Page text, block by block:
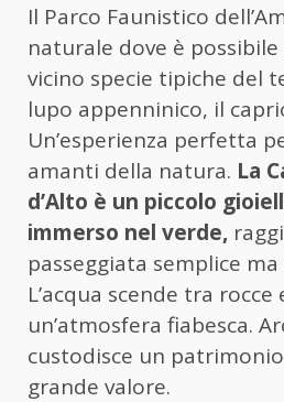
Il Parco Faunistico
naturale dove è possibile
vicino specie tipiche del
lupo appenninico, il
Un’esperienza perfetta
amanti della natura. La
d’Alto è un piccolo
immerso nel verde,
passeggiata semplice ma
L’acqua scende tra
un’atmosfera fiabesca.
custodisce un
grande valore.